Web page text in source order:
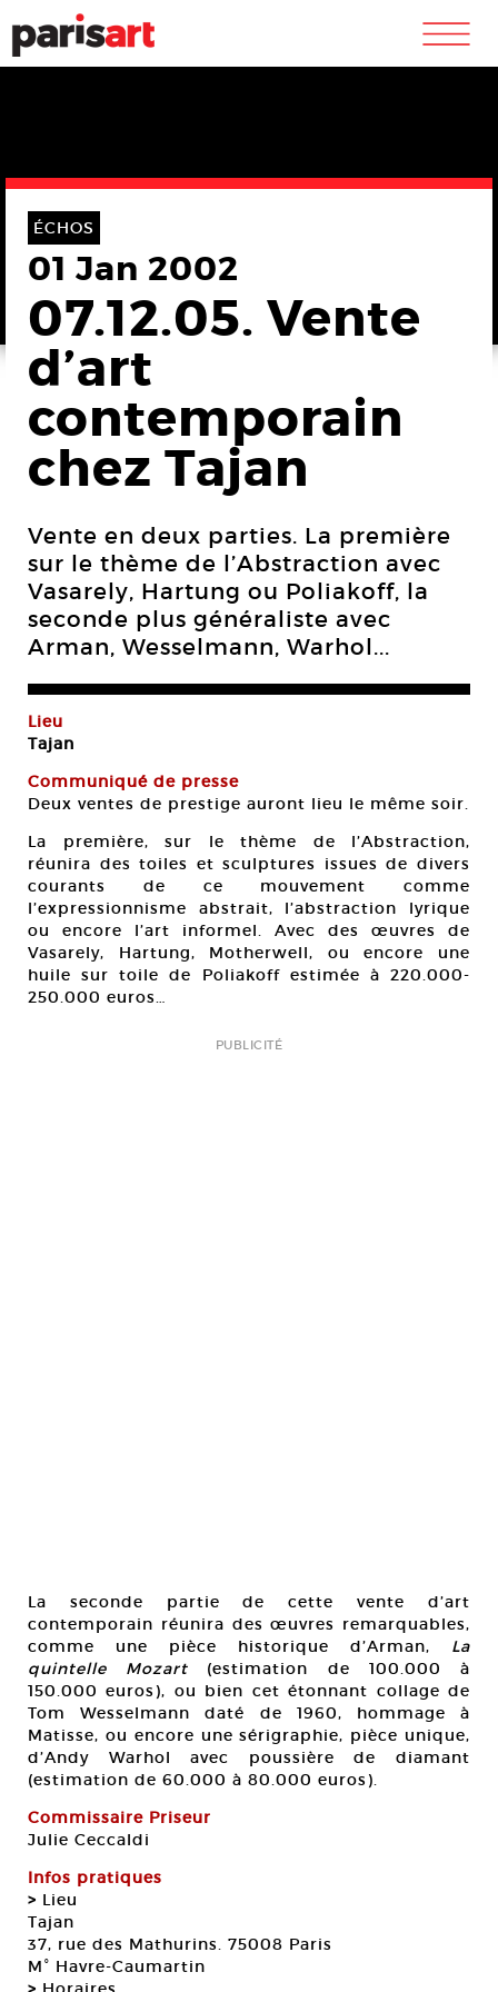
m
ÉCHOS
01 Jan 2002
07.12.05. Vente
d’art
contemporain
chez Tajan
Vente en deux parties. La première
sur le thème de l’Abstraction avec
Vasarely, Hartung ou Poliakoff, la
seconde plus généraliste avec
Arman, Wesselmann, Warhol...
Lieu
Tajan
Communiqué de presse
Deux ventes de prestige auront lieu le même soir.
La première, sur le thème de l’Abstraction,
réunira des toiles et sculptures issues de divers
courants de ce mouvement comme
l’expressionnisme abstrait, l’abstraction lyrique
ou encore l’art informel. Avec des œuvres de
Vasarely, Hartung, Motherwell, ou encore une
huile sur toile de Poliakoff estimée à 220.000-
250.000 euros…
PUBLICITÉ
La seconde partie de cette vente d’art
contemporain réunira des œuvres remarquables,
comme une pièce historique d’Arman, La
quintelle Mozart (estimation de 100.000 à
150.000 euros), ou bien cet étonnant collage de
Tom Wesselmann daté de 1960, hommage à
Matisse, ou encore une sérigraphie, pièce unique,
d’Andy Warhol avec poussière de diamant
(estimation de 60.000 à 80.000 euros).
Commissaire Priseur
Julie Ceccaldi
Infos pratiques
> Lieu
Tajan
37, rue des Mathurins. 75008 Paris
M° Havre-Caumartin